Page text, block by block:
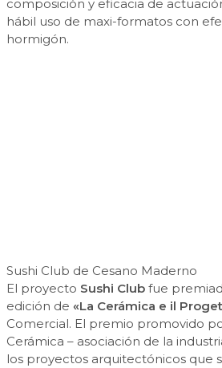
composición y eficacia de
hábil uso de maxi-formatos con
hormigón.
Sushi Club de Cesano Maderno
El proyecto Sushi Club fue
edición de «La Cerámica e il
Comercial. El premio promovido
Cerámica – asociación de la
los proyectos arquitectónicos que